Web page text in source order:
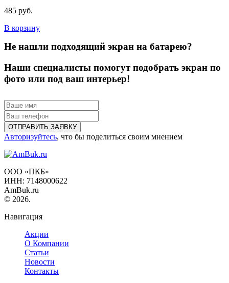
485 руб.
В корзину
Не нашли подходящий экран на батарею?
Наши специалисты помогут подобрать экран по
фото или под ваш интерьер!
Авторизуйтесь, что бы поделиться своим мнением
ООО «ПКБ»
ИНН: 7148000622
AmBuk.ru
© 2026.
Навигация
Акции
О Компании
Статьи
Новости
Контакты